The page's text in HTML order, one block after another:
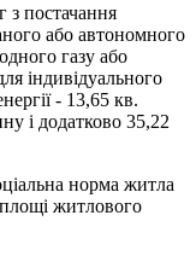
з постачання
або автономного
газу або
індивідуального
- 13,65 кв.
і додатково 35,22
норма житла
житлового